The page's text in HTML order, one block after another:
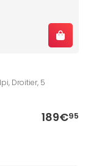
Droitier, 5
189€95